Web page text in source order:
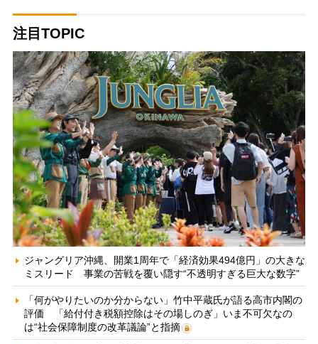
注目TOPIC
ジャングリア沖縄、開業1周年で「経済効果494億円」の大きな
ミスリード 事業の苦戦を覆い隠す“不透明すぎる巨大な数字”
「何がやりたいのか分からない」竹中平蔵氏が語る高市内閣の
評価 「給付付き税額控除はその場しのぎ」いま不可欠なの
は“社会保障制度の改革議論”と指摘